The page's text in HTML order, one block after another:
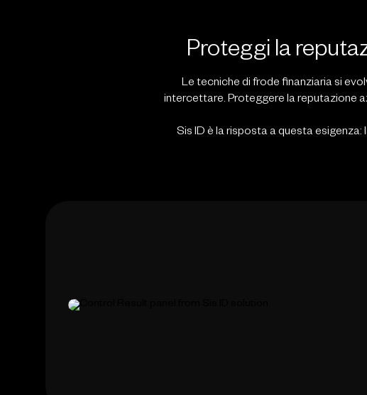
Proteggi la
Le tecniche di frode finanziaria si
intercettare. Proteggere la reputazione
Sis ID è la risposta a questa